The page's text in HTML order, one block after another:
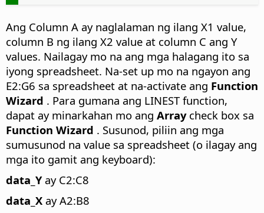
Ang Column A ay naglalaman ng ilang X1 value,
column B ng ilang X2 value at column C ang Y
values. Nailagay mo na ang mga halagang ito sa
iyong spreadsheet. Na-set up mo na ngayon ang
E2:G6 sa spreadsheet at na-activate ang Function
Wizard . Para gumana ang LINEST function,
dapat ay minarkahan mo ang Arraycheck box sa
Function Wizard . Susunod, piliin ang mga
sumusunod na value sa spreadsheet (o ilagay ang
mga ito gamit ang keyboard):
data_Yay C2:C8
data_X ay A2:B8